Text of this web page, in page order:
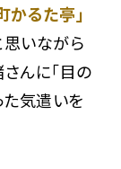
かるた亭」
いながら
んに「目の
た気遣いを